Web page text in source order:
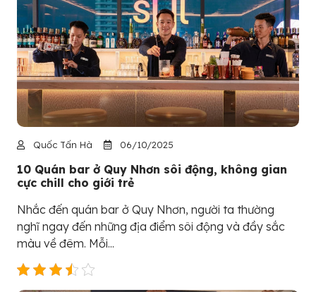
Quốc Tấn Hà 06/10/2025
10 Quán bar ở Quy Nhơn sôi động, không gian
cực chill cho giới trẻ
Nhắc đến quán bar ở Quy Nhơn, người ta thường
nghĩ ngay đến những địa điểm sôi động và đầy sắc
màu về đêm. Mỗi...